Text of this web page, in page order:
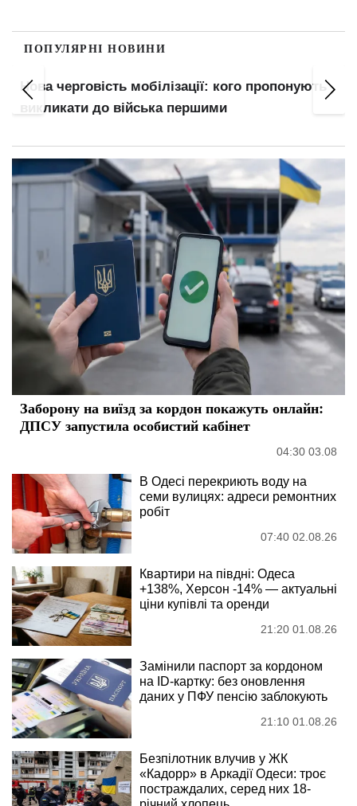
ПОПУЛЯРНІ НОВИНИ
Нова черговість мобілізації: кого пропонують
викликати до війська першими
Заборону на виїзд за кордон покажуть онлайн:
ДПСУ запустила особистий кабінет
04:30 03.08
В Одесі перекриють воду на
семи вулицях: адреси ремонтних
робіт
07:40 02.08.26
Квартири на півдні: Одеса
+138%, Херсон -14% — актуальні
ціни купівлі та оренди
21:20 01.08.26
Замінили паспорт за кордоном
на ID-картку: без оновлення
даних у ПФУ пенсію заблокують
21:10 01.08.26
Безпілотник влучив у ЖК
«Кадорр» в Аркадії Одеси: троє
постраждалих, серед них 18-